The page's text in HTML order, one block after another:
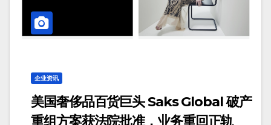
企业资讯
美国奢侈品百货巨头 Saks Global 破产
重组方案获法院批准，业务重回正轨